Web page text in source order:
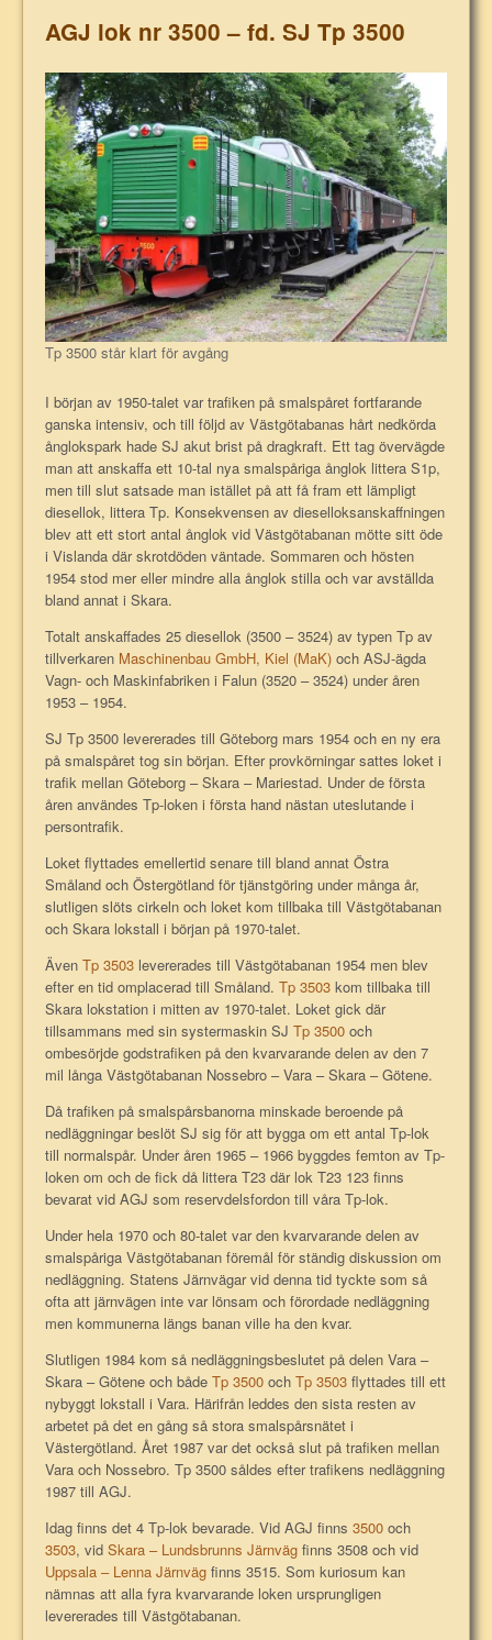
AGJ lok nr 3500 – fd. SJ Tp 3500
Tp 3500 står klart för avgång
I början av 1950-talet var trafiken på smalspåret fortfarande
ganska intensiv, och till följd av Västgötabanas hårt nedkörda
ånglokspark hade SJ akut brist på dragkraft. Ett tag övervägde
man att anskaffa ett 10-tal nya smalspåriga ånglok littera S1p,
men till slut satsade man istället på att få fram ett lämpligt
diesellok, littera Tp. Konsekvensen av dieselloksanskaffningen
blev att ett stort antal ånglok vid Västgötabanan mötte sitt öde
i Vislanda där skrotdöden väntade. Sommaren och hösten
1954 stod mer eller mindre alla ånglok stilla och var avställda
bland annat i Skara.
Totalt anskaffades 25 diesellok (3500 – 3524) av typen Tp av
tillverkaren Maschinenbau GmbH, Kiel (MaK) och ASJ-ägda
Vagn- och Maskinfabriken i Falun (3520 – 3524) under åren
1953 – 1954.
SJ Tp 3500 levererades till Göteborg mars 1954 och en ny era
på smalspåret tog sin början. Efter provkörningar sattes loket i
trafik mellan Göteborg – Skara – Mariestad. Under de första
åren användes Tp-loken i första hand nästan uteslutande i
persontrafik.
Loket flyttades emellertid senare till bland annat Östra
Småland och Östergötland för tjänstgöring under många år,
slutligen slöts cirkeln och loket kom tillbaka till Västgötabanan
och Skara lokstall i början på 1970-talet.
Även Tp 3503 levererades till Västgötabanan 1954 men blev
efter en tid omplacerad till Småland. Tp 3503 kom tillbaka till
Skara lokstation i mitten av 1970-talet. Loket gick där
tillsammans med sin systermaskin SJ Tp 3500 och
ombesörjde godstrafiken på den kvarvarande delen av den 7
mil långa Västgötabanan Nossebro – Vara – Skara – Götene.
Då trafiken på smalspårsbanorna minskade beroende på
nedläggningar beslöt SJ sig för att bygga om ett antal Tp-lok
till normalspår. Under åren 1965 – 1966 byggdes femton av Tp-
loken om och de fick då littera T23 där lok T23 123 finns
bevarat vid AGJ som reservdelsfordon till våra Tp-lok.
Under hela 1970 och 80-talet var den kvarvarande delen av
smalspåriga Västgötabanan föremål för ständig diskussion om
nedläggning. Statens Järnvägar vid denna tid tyckte som så
ofta att järnvägen inte var lönsam och förordade nedläggning
men kommunerna längs banan ville ha den kvar.
Slutligen 1984 kom så nedläggningsbeslutet på delen Vara –
Skara – Götene och både Tp 3500 och Tp 3503 flyttades till ett
nybyggt lokstall i Vara. Härifrån leddes den sista resten av
arbetet på det en gång så stora smalspårsnätet i
Västergötland. Året 1987 var det också slut på trafiken mellan
Vara och Nossebro. Tp 3500 såldes efter trafikens nedläggning
1987 till AGJ.
Idag finns det 4 Tp-lok bevarade. Vid AGJ finns 3500 och
3503, vid Skara – Lundsbrunns Järnväg finns 3508 och vid
Uppsala – Lenna Järnväg finns 3515. Som kuriosum kan
nämnas att alla fyra kvarvarande loken ursprungligen
levererades till Västgötabanan.